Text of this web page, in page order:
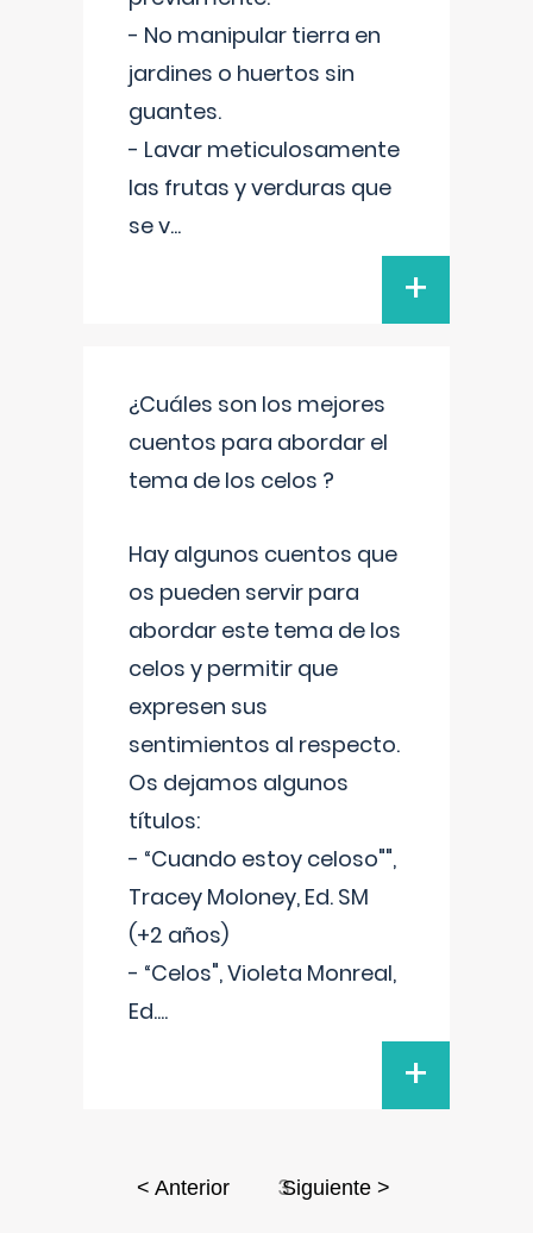
- No manipular tierra en
jardines o huertos sin
guantes.
- Lavar meticulosamente
las frutas y verduras que
se v...
+
¿Cuáles son los mejores
cuentos para abordar el
tema de los celos ?
Hay algunos cuentos que
os pueden servir para
abordar este tema de los
celos y permitir que
expresen sus
sentimientos al respecto.
Os dejamos algunos
títulos:
- “Cuando estoy celoso"",
Tracey Moloney, Ed. SM
(+2 años)
- “Celos", Violeta Monreal,
Ed....
+
< Anterior 3Siguiente >